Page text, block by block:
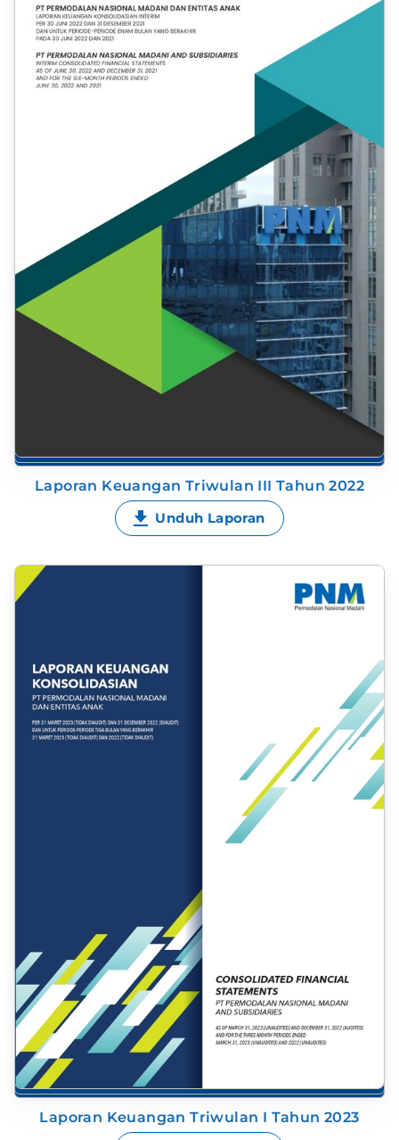
Laporan Keuangan Triwulan III Tahun 2022
Unduh Laporan
Laporan Keuangan Triwulan I Tahun 2023